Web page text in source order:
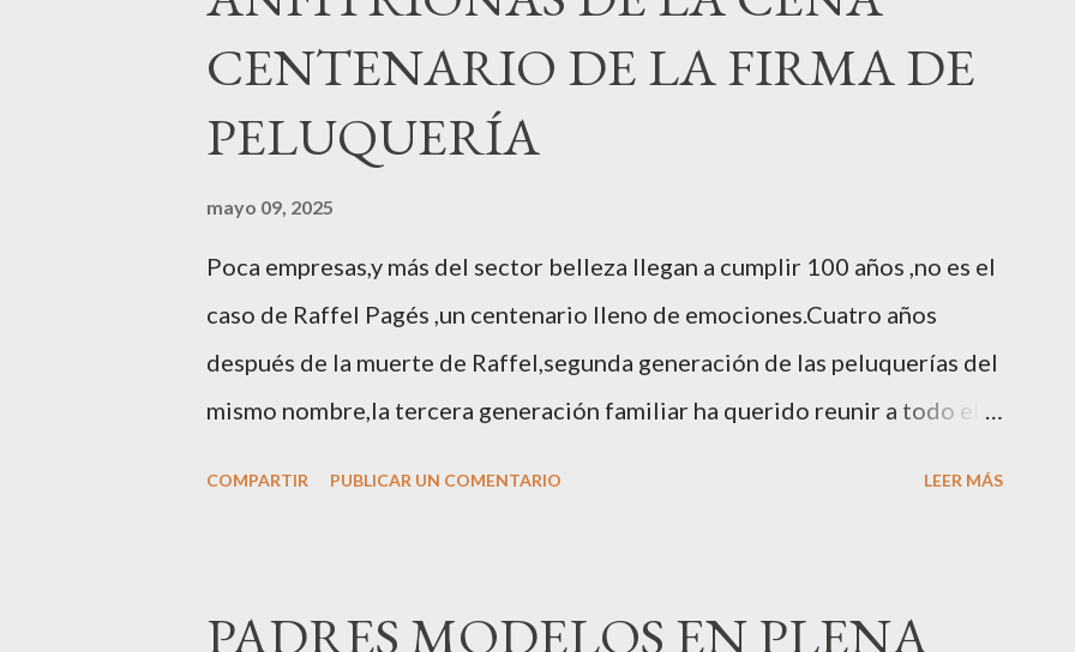
CENTENARIO DE LA FIRMA DE
PELUQUERÍA
mayo 09, 2025
Poca empresas,y más del sector belleza llegan a cumplir 100 años ,no es el
caso de Raffel Pagés ,un centenario lleno de emociones.Cuatro años
después de la muerte de Raffel,segunda generación de las peluquerías del
mismo nombre,la tercera generación familiar ha querido reunir a todo el
COMPARTIR PUBLICAR UN COMENTARIO LEER MÁS
PADRES MODELOS EN PLENA